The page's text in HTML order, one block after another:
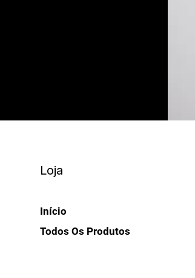
Loja
Início
Todos Os Produtos